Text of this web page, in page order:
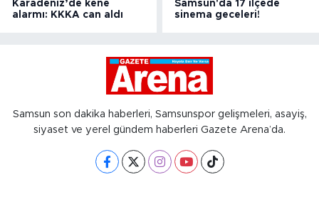
Karadeniz’de kene
alarmı: KKKA can aldı
Samsun'da 17 ilçede
sinema geceleri!
Samsun son dakika haberleri, Samsunspor gelişmeleri, asayiş,
siyaset ve yerel gündem haberleri Gazete Arena’da.